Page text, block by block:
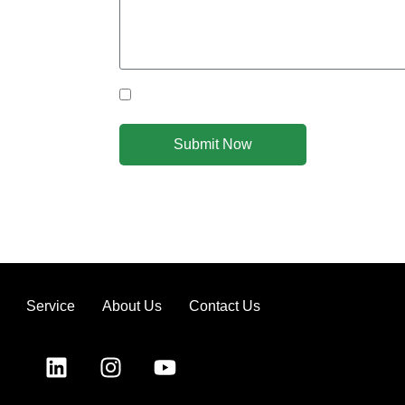
Submit Now
Service About Us Contact Us